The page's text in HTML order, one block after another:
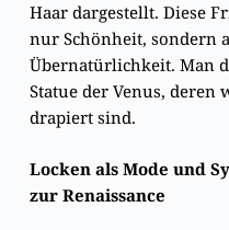
Haar dargestellt. Diese
nur Schönheit, sondern
Übernatürlichkeit. Man
Statue der Venus,
drapiert sind.
Locken als Mode und
zur Renaissance